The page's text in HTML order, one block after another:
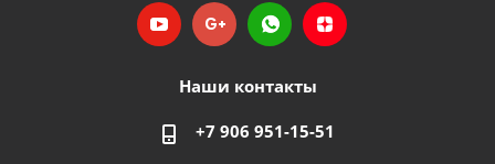
Наши контакты
+7 906 951-15-51